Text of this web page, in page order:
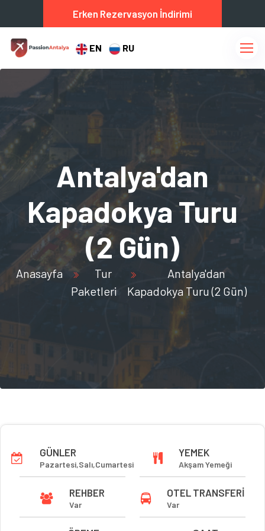
Erken Rezervasyon İndirimi
EN RU
Antalya'dan
Kapadokya Turu
(2 Gün)
Anasayfa
Tur
Paketleri
Antalya'dan
Kapadokya Turu (2 Gün)
GÜNLER
Pazartesi,Salı,Cumartesi
YEMEK
Akşam Yemeği
REHBER
Var
OTEL TRANSFERI
Var